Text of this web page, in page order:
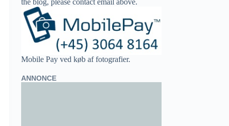
the blog, please contact email above.
Mobile Pay ved køb af fotografier.
ANNONCE